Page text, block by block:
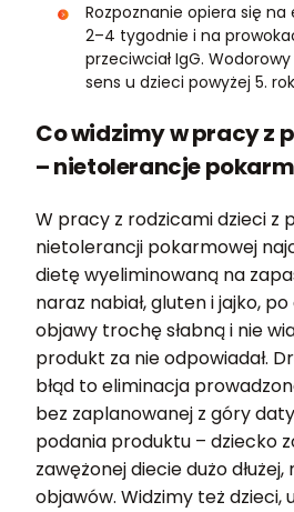
Rozpoznanie opiera się
2–4 tygodnie i na
przeciwciał IgG.
sens u dzieci powyżej 5.
Co widzimy w pracy z
– nietolerancje
W pracy z rodzicami dzieci z
nietolerancji pokarmowej
dietę wyeliminowaną na
naraz nabiał, gluten i jajko,
objawy trochę słabną i nie
produkt za nie odpowiadał.
błąd to eliminacja
bez zaplanowanej z góry
podania produktu – dziecko
zawężonej diecie dużo dłużej,
objawów. Widzimy też dzieci,